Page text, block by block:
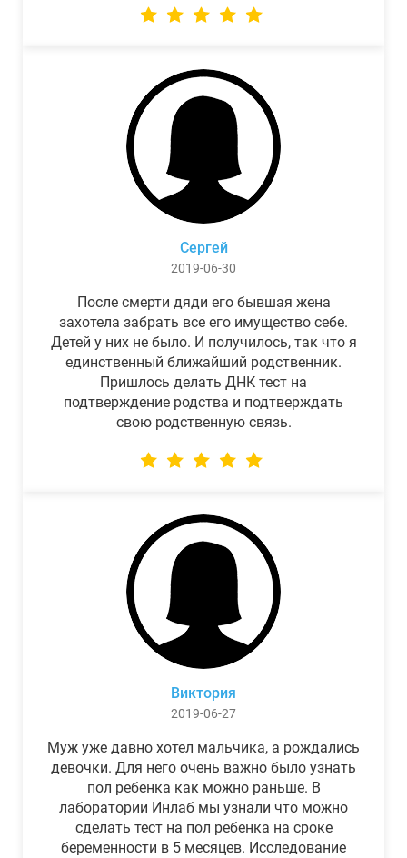
Сергей
2019-06-30
После смерти дяди его бывшая жена
захотела забрать все его имущество себе.
Детей у них не было. И получилось, так что я
единственный ближайший родственник.
Пришлось делать ДНК тест на
подтверждение родства и подтверждать
свою родственную связь.
Виктория
2019-06-27
Муж уже давно хотел мальчика, а рождались
девочки. Для него очень важно было узнать
пол ребенка как можно раньше. В
лаборатории Инлаб мы узнали что можно
сделать тест на пол ребенка на сроке
беременности в 5 месяцев. Исследование